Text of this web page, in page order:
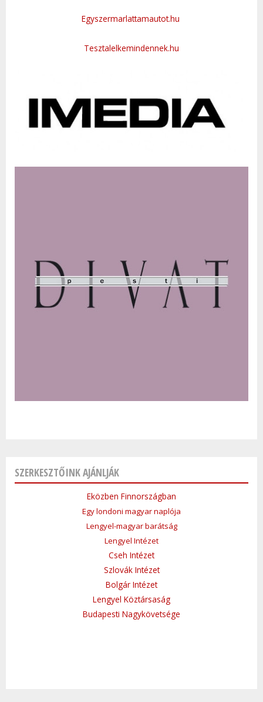
Egyszermarlattamautot.hu
Tesztalelkemindennek.hu
SZERKESZTŐINK AJÁNLJÁK
Eközben Finnországban
Egy londoni magyar naplója
Lengyel-magyar barátság
Lengyel Intézet
Cseh Intézet
Szlovák Intézet
Bolgár Intézet
Lengyel Köztársaság
Budapesti Nagykövetsége